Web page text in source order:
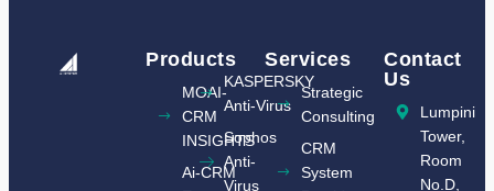
Products
MOAI-
CRM
INSIGHTS​
Ai-CRM
KASPERSKY
Anti-Virus
Sophos
Anti-
Virus
Services
Strategic
Consulting
CRM
System
Contact
Us
Lumpini
Tower,
Room
No.D,